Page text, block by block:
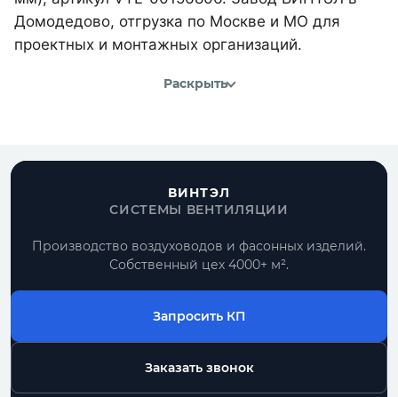
Домодедово, отгрузка по Москве и МО для
проектных и монтажных организаций.
Раскрыть
ВИНТЭЛ
СИСТЕМЫ ВЕНТИЛЯЦИИ
Производство воздуховодов и фасонных изделий.
Собственный цех 4000+ м².
Запросить КП
Заказать звонок